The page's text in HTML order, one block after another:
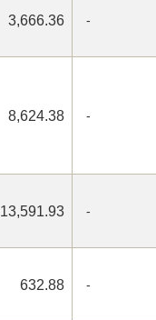
3,666.36 -
8,624.38 -
13,591.93 -
632.88 -